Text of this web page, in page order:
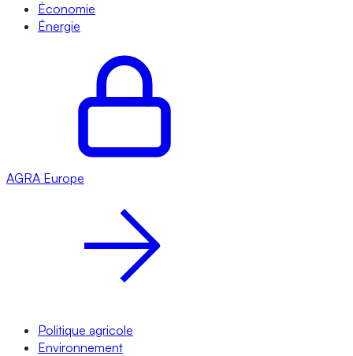
Économie
Énergie
AGRA Europe
Politique agricole
Environnement